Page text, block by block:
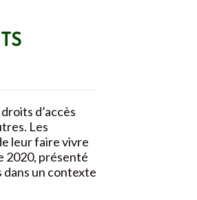
d’accès
Les
leur faire vivre
2020, présenté
dans un contexte